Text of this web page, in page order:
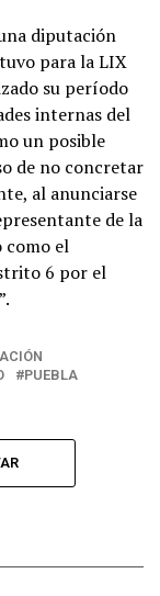
diputación
para la LIX
su período
internas del
un posible
de no concretar
al anunciarse
de la
como el
6 por el
PUEBLA